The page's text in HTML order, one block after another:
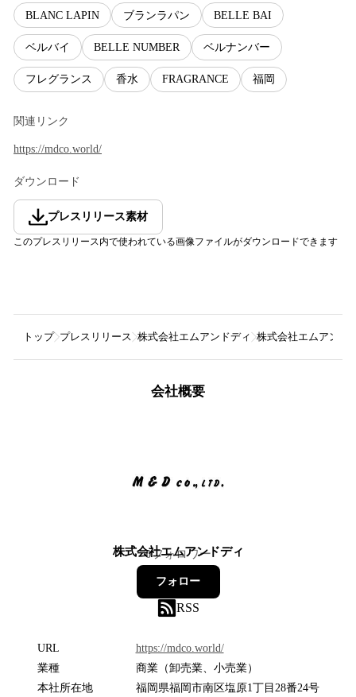
BLANC LAPIN ブランラパン BELLE BAI
ベルバイ BELLE NUMBER ベルナンバー
フレグランス 香水 FRAGRANCE 福岡
関連リンク
https://mdco.world/
ダウンロード
プレスリリース素材
このプレスリリース内で使われている画像ファイルがダウンロードできます
トップ プレスリリース 株式会社エムアンドディ 株式会社エムアンド
会社概要
株式会社エムアンドディ
0フォロワー
フォロー
RSS
URL
https://mdco.world/
業種
商業（卸売業、小売業）
本社所在地
福岡県福岡市南区塩原1丁目28番24号